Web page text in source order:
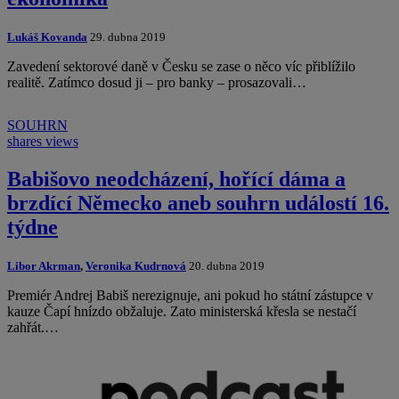
Lukáš Kovanda 29. dubna 2019
Zavedení sektorové daně v Česku se zase o něco víc přiblížilo
realitě. Zatímco dosud ji – pro banky – prosazovali…
SOUHRN
shares views
Babišovo neodcházení, hořící dáma a
brzdící Německo aneb souhrn událostí 16.
týdne
Libor Akrman, Veronika Kudrnová 20. dubna 2019
Premiér Andrej Babiš nerezignuje, ani pokud ho státní zástupce v
kauze Čapí hnízdo obžaluje. Zato ministerská křesla se nestačí
zahřát.…